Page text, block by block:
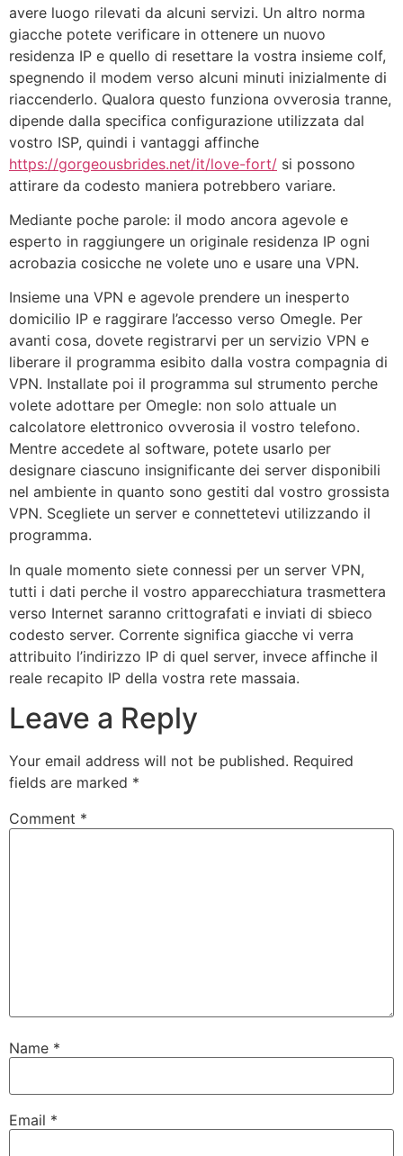
avere luogo rilevati da alcuni servizi. Un altro norma
giacche potete verificare in ottenere un nuovo
residenza IP e quello di resettare la vostra insieme colf,
spegnendo il modem verso alcuni minuti inizialmente di
riaccenderlo. Qualora questo funziona ovverosia tranne,
dipende dalla specifica configurazione utilizzata dal
vostro ISP, quindi i vantaggi affinche
https://gorgeousbrides.net/it/love-fort/ si possono
attirare da codesto maniera potrebbero variare.
Mediante poche parole: il modo ancora agevole e
esperto in raggiungere un originale residenza IP ogni
acrobazia cosicche ne volete uno e usare una VPN.
Insieme una VPN e agevole prendere un inesperto
domicilio IP e raggirare l’accesso verso Omegle. Per
avanti cosa, dovete registrarvi per un servizio VPN e
liberare il programma esibito dalla vostra compagnia di
VPN. Installate poi il programma sul strumento perche
volete adottare per Omegle: non solo attuale un
calcolatore elettronico ovverosia il vostro telefono.
Mentre accedete al software, potete usarlo per
designare ciascuno insignificante dei server disponibili
nel ambiente in quanto sono gestiti dal vostro grossista
VPN. Scegliete un server e connettetevi utilizzando il
programma.
In quale momento siete connessi per un server VPN,
tutti i dati perche il vostro apparecchiatura trasmettera
verso Internet saranno crittografati e inviati di sbieco
codesto server. Corrente significa giacche vi verra
attribuito l’indirizzo IP di quel server, invece affinche il
reale recapito IP della vostra rete massaia.
Leave a Reply
Your email address will not be published. Required
fields are marked *
Comment *
Name *
Email *